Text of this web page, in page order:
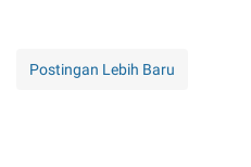
Postingan Lebih Baru